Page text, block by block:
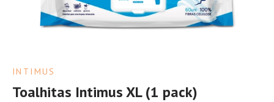
INTIMUS
Toalhitas Intimus XL (1 pack)